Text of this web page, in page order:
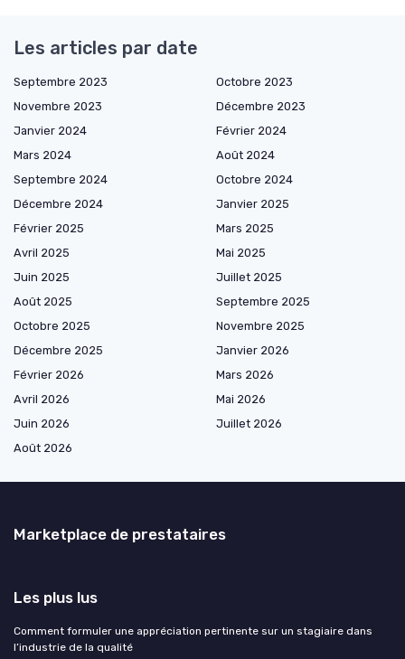
Les articles par date
Septembre 2023
Octobre 2023
Novembre 2023
Décembre 2023
Janvier 2024
Février 2024
Mars 2024
Août 2024
Septembre 2024
Octobre 2024
Décembre 2024
Janvier 2025
Février 2025
Mars 2025
Avril 2025
Mai 2025
Juin 2025
Juillet 2025
Août 2025
Septembre 2025
Octobre 2025
Novembre 2025
Décembre 2025
Janvier 2026
Février 2026
Mars 2026
Avril 2026
Mai 2026
Juin 2026
Juillet 2026
Août 2026
Marketplace de prestataires
Les plus lus
Comment formuler une appréciation pertinente sur un stagiaire dans
l’industrie de la qualité